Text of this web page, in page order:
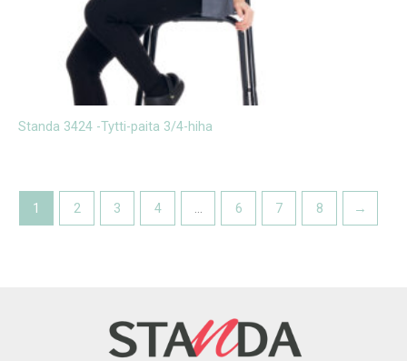
Standa 3424 -Tytti-paita 3/4-hiha
1 2 3 4 … 6 7 8 →